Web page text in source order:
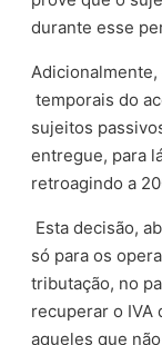
durante esse
temporais do
sujeitos
entregue, para
retroagindo a
Esta decisão,
só para os
tributação, no
recuperar o IVA
aqueles que